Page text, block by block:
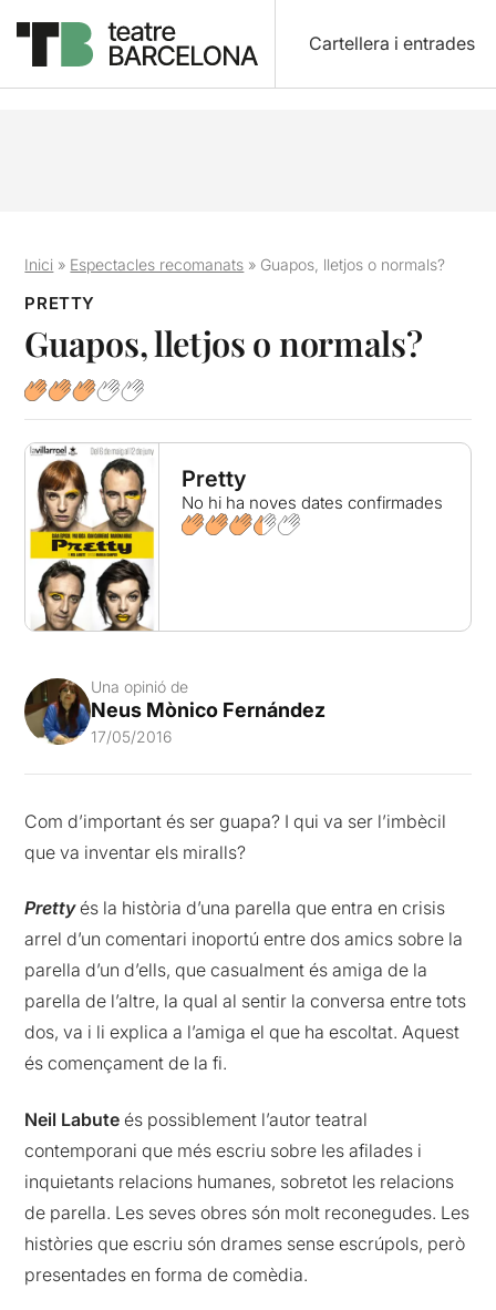
Cartellera i entrades
Inici » Espectacles recomanats » Guapos, lletjos o normals?
PRETTY
Guapos, lletjos o normals?
Pretty
No hi ha noves dates confirmades
Una opinió de
Neus Mònico Fernández
17/05/2016
Com d’important és ser guapa? I qui va ser l’imbècil
que va inventar els miralls?
Prettyés la història d’una parella que entra en crisis
arrel d’un comentari inoportú entre dos amics sobre la
parella d’un d’ells, que casualment és amiga de la
parella de l’altre, la qual al sentir la conversa entre tots
dos, va i li explica a l’amiga el que ha escoltat. Aquest
és començament de la fi.
Neil Labute és possiblement l’autor teatral
contemporani que més escriu sobre les afilades i
inquietants relacions humanes, sobretot les relacions
de parella. Les seves obres són molt reconegudes. Les
històries que escriu són drames sense escrúpols, però
presentades en forma de comèdia.